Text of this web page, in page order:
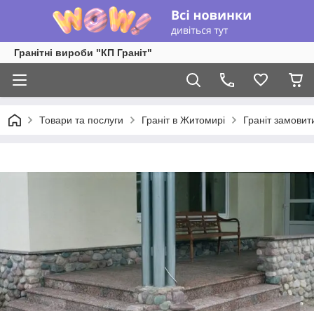
Гранітні вироби "КП Граніт"
Товари та послуги Граніт в Житомирі Граніт